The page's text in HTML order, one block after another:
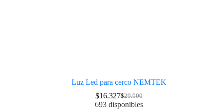
Luz Led para cerco NEMTEK
$29.900
$16.327
693 disponibles